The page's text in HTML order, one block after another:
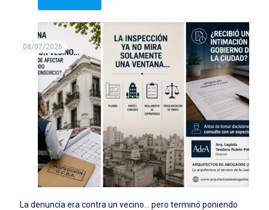
08/07/2026
La denuncia era contra un vecino… pero terminó poniendo